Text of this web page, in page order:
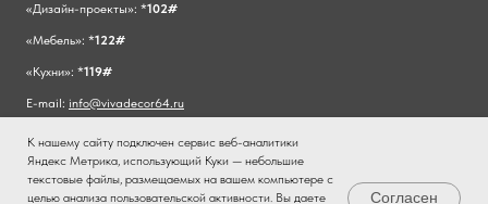
К нашему сайту подключен сервис веб-аналитики
Яндекс Метрика, использующий Куки — небольшие
текстовые файлы, размещаемых на вашем компьютере с
целью анализа пользовательской активности. Вы даете
Согласен
«Дизайн-проекты»: *102#
«Мебель»: *122#
«Кухни»: *119#
E-mail: info@vivadecor64.ru